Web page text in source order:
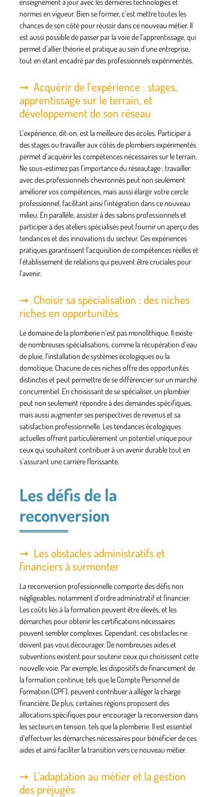
enseignement à jour avec les dernières technologies et
normes en vigueur. Bien se former, c’est mettre toutes les
chances de son côté pour réussir dans ce nouveau métier. Il
est aussi possible de passer par la voie de l’apprentissage, qui
permet d’allier théorie et pratique au sein d’une entreprise,
tout en étant encadré par des professionnels expérimentés.
Acquérir de l’expérience : stages,
apprentissage sur le terrain, et
développement de son réseau
L’expérience, dit-on, est la meilleure des écoles. Participer à
des stages ou travailler aux côtés de plombiers expérimentés
permet d’acquérir les compétences nécessaires sur le terrain.
Ne sous-estimez pas l’importance du réseautage ; travailler
avec des professionnels chevronnés peut non seulement
améliorer vos compétences, mais aussi élargir votre cercle
professionnel, facilitant ainsi l’intégration dans ce nouveau
milieu. En parallèle, assister à des salons professionnels et
participer à des ateliers spécialisés peut fournir un aperçu des
tendances et des innovations du secteur. Ces expériences
pratiques garantissent l’acquisition de compétences réelles et
l’établissement de relations qui peuvent être cruciales pour
l’avenir.
Choisir sa spécialisation : des niches
riches en opportunités
Le domaine de la plomberie n’est pas monolithique. Il existe
de nombreuses spécialisations, comme la récupération d’eau
de pluie, l’installation de systèmes écologiques ou la
domotique. Chacune de ces niches offre des opportunités
distinctes et peut permettre de se différencier sur un marché
concurrentiel. En choisissant de se spécialiser, un plombier
peut non seulement répondre à des demandes spécifiques,
mais aussi augmenter ses perspectives de revenus et sa
satisfaction professionnelle. Les tendances écologiques
actuelles offrent particulièrement un potentiel unique pour
ceux qui souhaitent contribuer à un avenir durable tout en
s’assurant une carrière florissante.
Les défis de la
reconversion
Les obstacles administratifs et
financiers à surmonter
La reconversion professionnelle comporte des défis non
négligeables, notamment d’ordre administratif et financier.
Les coûts liés à la formation peuvent être élevés, et les
démarches pour obtenir les certifications nécessaires
peuvent sembler complexes. Cependant, ces obstacles ne
doivent pas vous décourager. De nombreuses aides et
subventions existent pour soutenir ceux qui choisissent cette
nouvelle voie. Par exemple, les dispositifs de financement de
la formation continue, tels que le Compte Personnel de
Formation (CPF), peuvent contribuer à alléger la charge
financière. De plus, certaines régions proposent des
allocations spécifiques pour encourager la reconversion dans
les secteurs en tension, tels que la plomberie. Il est essentiel
d’effectuer les démarches nécessaires pour bénéficier de ces
aides et ainsi faciliter la transition vers ce nouveau métier.
L’adaptation au métier et la gestion
des préjugés